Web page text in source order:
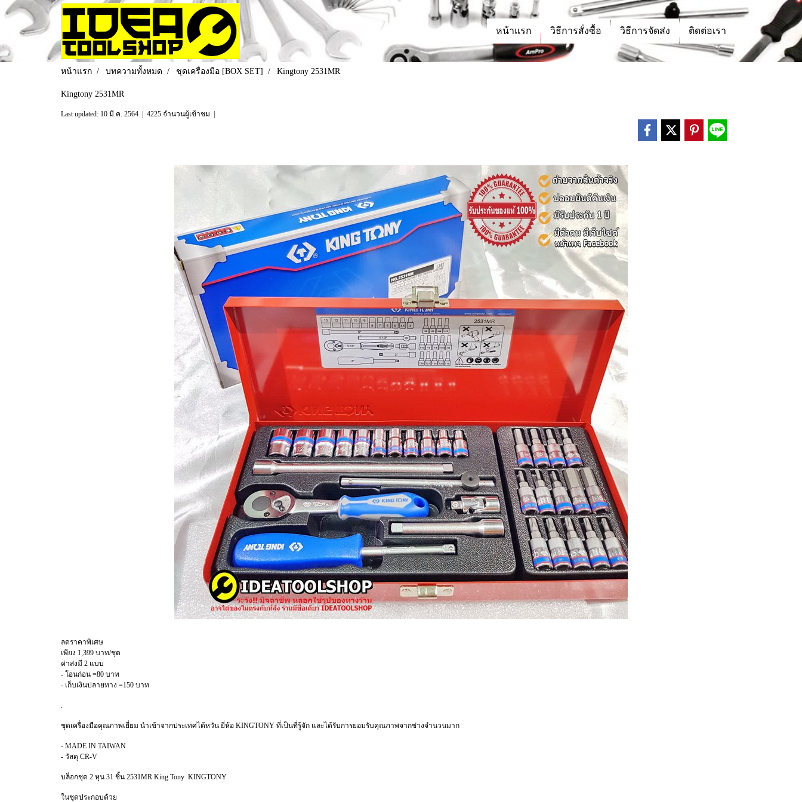
หน้าแรก วิธีการสั่งซื้อ วิธีการจัดส่ง ติดต่อเรา
หน้าแรก บทความทั้งหมด ชุดเครื่องมือ [BOX SET] Kingtony 2531MR
Kingtony 2531MR
Last updated: 10 มี.ค. 2564 4225 จำนวนผู้เข้าชม
ลดราคาพิเศษ
เพียง 1,399 บาท/ชุด
ค่าส่งมี 2 แบบ
- โอนก่อน =80 บาท
- เก็บเงินปลายทาง =150 บาท
ชุดเครื่องมือคุณภาพเยี่ยม นำเข้าจากประเทศไต้หวัน ยี่ห้อ KINGTONY ที่เป็นที่รู้จัก และได้รับการยอมรับคุณภาพจากช่างจำนวนมาก
- MADE IN TAIWAN
- วัสดุ CR-V
บล็อกชุด 2 หุน 31 ชิ้น 2531MR King Tony KINGTONY
ในชุดประกอบด้วย